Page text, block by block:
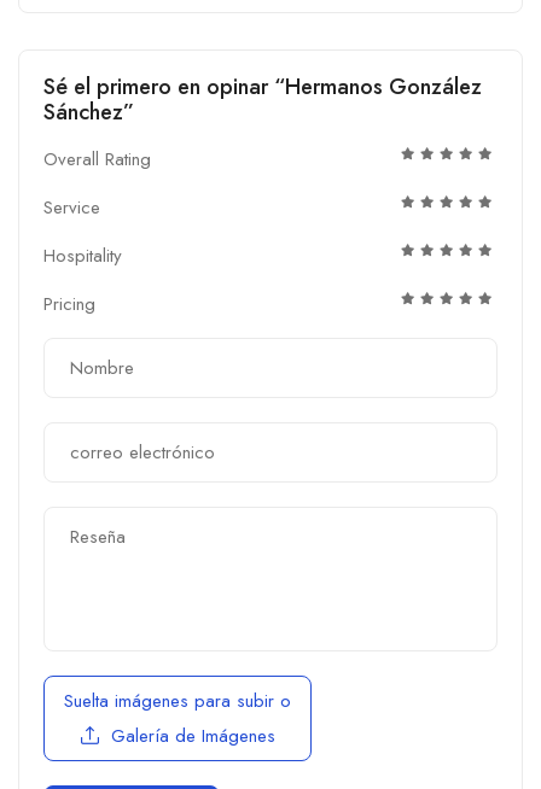
Sé el primero en opinar “Hermanos González
Sánchez”
Overall Rating
Service
Hospitality
Pricing
Suelta imágenes para subir o
Galería de Imágenes